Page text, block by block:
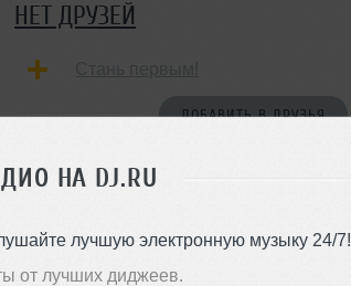
НА DJ.RU
лучшую электронную музыку 24/7!
от лучших диджеев.
НЕТ ДРУЗЕЙ
ДОБАВИТЬ В ДРУЗЬЯ